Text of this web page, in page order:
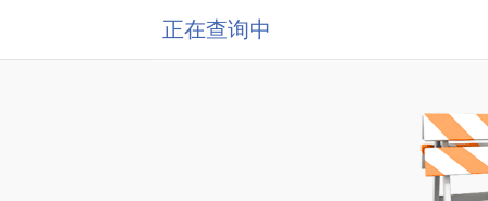
正在查询中